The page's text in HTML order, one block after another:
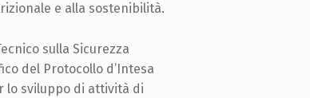
e alla sostenibilità.
sulla Sicurezza
del Protocollo d’Intesa
lo sviluppo di attività di